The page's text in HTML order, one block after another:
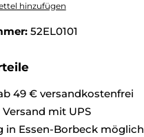
hinzufügen
52EL0101
49 € versandkostenfrei
mit UPS
in Essen-Borbeck möglich